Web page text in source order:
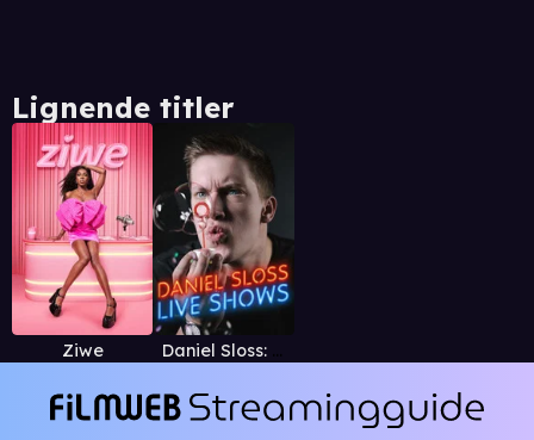
Lignende titler
Ziwe Daniel Sloss: Live Shows